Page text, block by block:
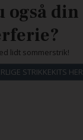
også din
lidt sommerstrik!
STRIKKEKITS HER